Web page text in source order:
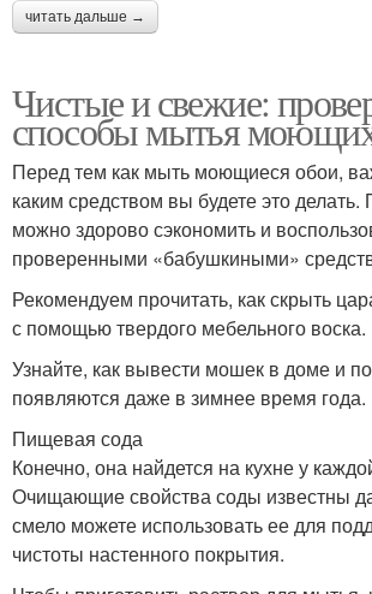
читать дальше →
Чистые и свежие:
способы мытья
Перед тем как мыть моющиеся обои,
каким средством вы будете это
можно здорово сэкономить и
проверенными «бабушкиными»
Рекомендуем прочитать, как скрыть
с помощью твердого мебельного воска.
Узнайте, как вывести мошек в доме и
появляются даже в зимнее время года.
Пищевая сода
Конечно, она найдется на кухне у
Очищающие свойства соды известны
смело можете использовать ее для
чистоты настенного покрытия.